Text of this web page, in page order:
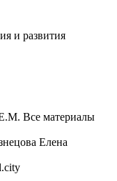
и развития
Все материалы
Елена